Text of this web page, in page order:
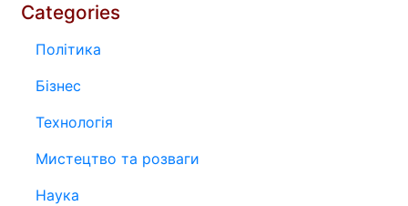
Categories
Політика
Бізнес
Технологія
Мистецтво та розваги
Наука